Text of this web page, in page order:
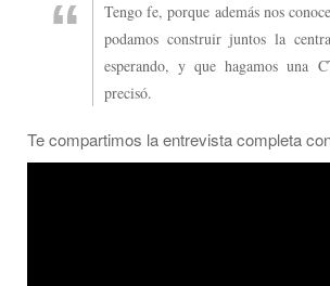
Tengo fe, porque además nos
podamos construir juntos la
esperando, y que hagamos una
precisó.
Te compartimos la entrevista completa